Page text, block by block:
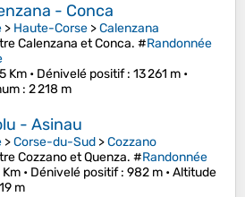
- Conca
> Haute-Corse >Calenzana
Calenzana et Conca. #Randonnée
Km • Dénivelé positif: 13 261 m •
: 2 218 m
- Asinau
>Corse-du-Sud >Cozzano
Cozzano et Quenza. #Randonnée
• Dénivelé positif: 982 m •Altitude
m